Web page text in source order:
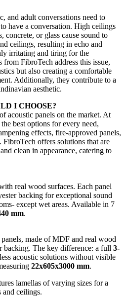
and adult conversations need to
have a conversation. High ceilings
concrete, or glass cause sound to
ceilings, resulting in echo and
irritating and tiring for the
FibroTech address this issue,
but also creating a comfortable
Additionally, they contribute to a
aesthetic.
I CHOOSE?
acoustic panels on the market. At
best options for every need,
effects, fire-approved panels,
offers solutions that are
clean in appearance, catering to
real wood surfaces. Each panel
backing for exceptional sound
except wet areas. Available in 7
mm.
made of MDF and real wood
backing. The key difference: a full 3-
acoustic solutions without visible
22x605x3000 mm.
lamellas of varying sizes for a
ceilings.